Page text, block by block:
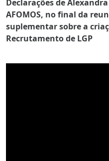
Declarações de
AFOMOS, no final da
suplementar sobre a
Recrutamento de LGP